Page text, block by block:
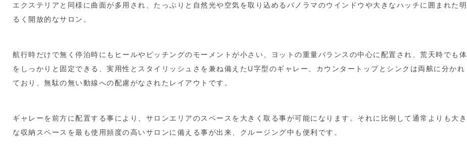
エクステリアと同様に曲面が多用され、たっぷりと自然光や空気を取り込めるパノラマのウインドウや大きなハッチに囲まれた明
るく開放的なサロン。
航行時だけで無く停泊時にもヒールやピッチングのモーメントが小さい、ヨットの重量バランスの中心に配置され、荒天時でも体
をしっかりと固定できる、実用性とスタイリッシュさを兼ね備えたU字型のギャレー、カウンタートップとシンクは両舷に分かれ
ており、無駄の無い動線への配慮がなされたレイアウトです。
ギャレーを前方に配置する事により、サロンエリアのスペースを大きく取る事が可能になります。それに比例して通常よりも大き
な収納スペースを最も使用頻度の高いサロンに備える事が出来、クルージング中も便利です。